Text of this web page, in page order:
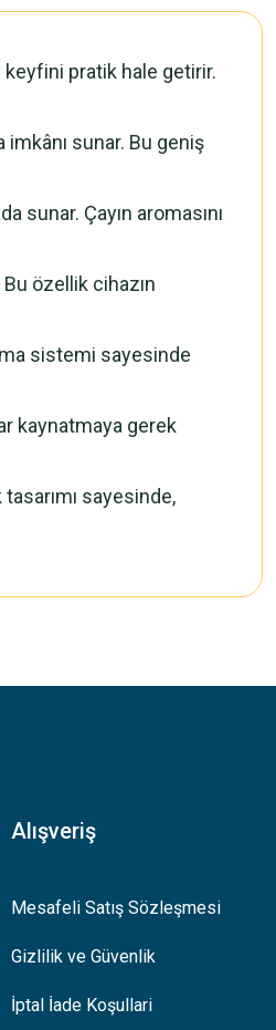
keyfini pratik hale getirir.
sunar. Bu geniş
sunar. Çayın aromasını
özellik cihazın
sistemi sayesinde
kaynatmaya gerek
sayesinde,
Alışveriş
Mesafeli Satış Sözleşmesi
Gizlilik ve Güvenlik
İptal İade Koşullari